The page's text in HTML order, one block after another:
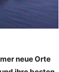
neue Orte